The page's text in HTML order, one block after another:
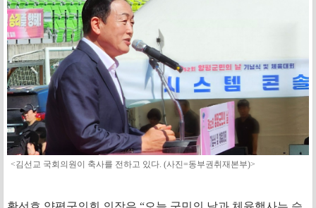
<김선교 국회의원이 축사를 전하고 있다. (사진=동부권취재본부)>